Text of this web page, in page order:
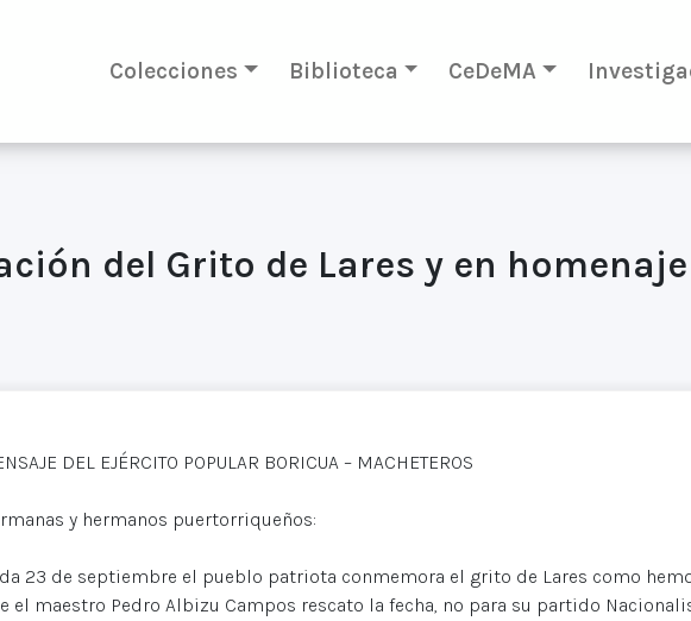
Colecciones Biblioteca CeDeMA
del Grito de Lares y en
DEL EJÉRCITO POPULAR BORICUA – MACHETEROS
y hermanos puertorriqueños:
23 de septiembre el pueblo patriota conmemora el grito de Lares como
el maestro Pedro Albizu Campos rescato la fecha, no para su partido